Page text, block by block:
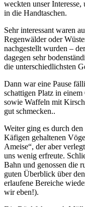
weckten unser
in die Handtaschen.
Sehr interessant waren
Regenwälder oder
nachgestellt wurden –
dagegen sehr
die unterschiedlichsten
Dann war eine Pause
schattigen Platz in
sowie Waffeln mit
gut schmecken..
Weiter ging es durch
Käfigen gehaltenen
Ameise“, der aber
uns wenig erfreute.
Bahn und genossen die
guten Überblick über
erlaufene Bereiche
wir eben!).